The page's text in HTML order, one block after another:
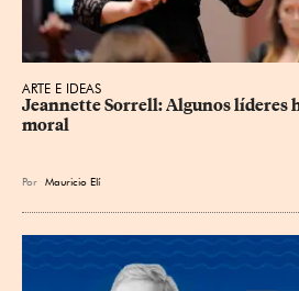
ARTE E IDEAS
Jeannette Sorrell: Algunos líderes
moral
Por Mauricio Elí